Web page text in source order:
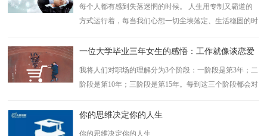
每个人都有感到失落迷惘的时候。 人生用专制又霸道的
方式运行着，每当我们心想一切尘埃落定、生活稳固的时
一位大学毕业三年女生的感悟：工作就像谈恋爱
我将人们对职场的理解分为3个阶段：一阶段是第3年；二
阶段是第10年；三阶段是第15年。每到这三个阶段都会对
你的思维决定你的人生
你的思维决定你的人生